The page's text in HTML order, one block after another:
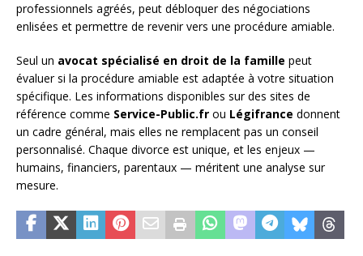
professionnels agréés, peut débloquer des négociations
enlisées et permettre de revenir vers une procédure amiable.
Seul un avocat spécialisé en droit de la famille peut
évaluer si la procédure amiable est adaptée à votre situation
spécifique. Les informations disponibles sur des sites de
référence comme Service-Public.fr ou Légifrance donnent
un cadre général, mais elles ne remplacent pas un conseil
personnalisé. Chaque divorce est unique, et les enjeux —
humains, financiers, parentaux — méritent une analyse sur
mesure.